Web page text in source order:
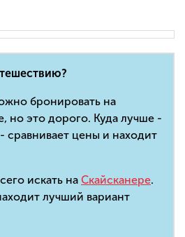
бронировать на
но это дорого. Куда лучше -
цены и находит
искать на Скайсканере.
лучший вариант